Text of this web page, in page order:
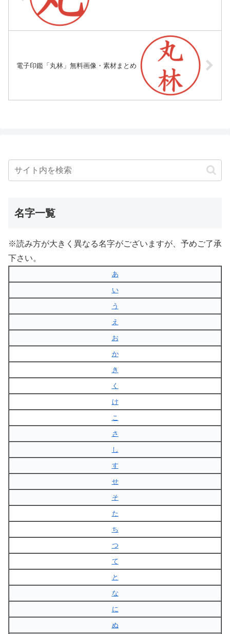
電子印鑑「丸林」無料画像・素材まとめ
名字一覧
※読み方が大きく異なる名字がございますが、予めご了承
下さい。
あ
い
う
え
お
か
き
く
け
こ
さ
し
す
せ
そ
た
ち
つ
て
と
な
に
ぬ